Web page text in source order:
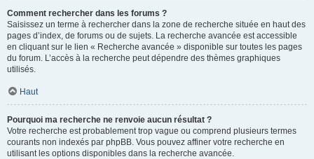
Comment rechercher dans les forums ?
Saisissez un terme à rechercher dans la zone de recherche située en haut des
pages d’index, de forums ou de sujets. La recherche avancée est accessible
en cliquant sur le lien « Recherche avancée » disponible sur toutes les pages
du forum. L’accès à la recherche peut dépendre des thèmes graphiques
utilisés.
Haut
Pourquoi ma recherche ne renvoie aucun résultat ?
Votre recherche est probablement trop vague ou comprend plusieurs termes
courants non indexés par phpBB. Vous pouvez affiner votre recherche en
utilisant les options disponibles dans la recherche avancée.